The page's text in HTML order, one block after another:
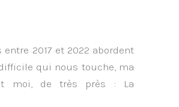
entre 2017 et 2022 abordent
qui nous touche, ma
moi, de très près : La